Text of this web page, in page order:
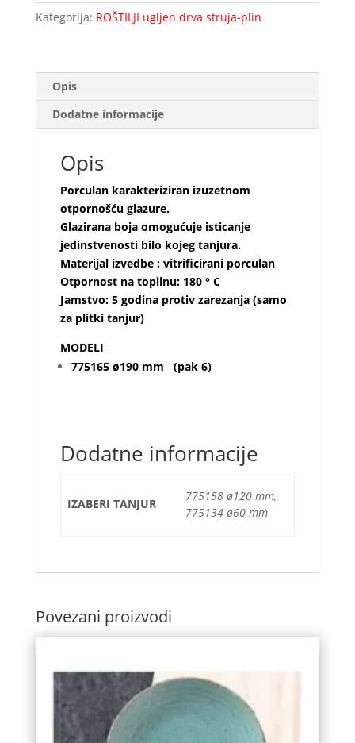
Kategorija: ROŠTILJI ugljen drva struja-plin
Opis
Dodatne informacije
Opis
Porculan karakteriziran izuzetnom
otpornošću glazure.
Glazirana boja omogućuje isticanje
jedinstvenosti bilo kojeg tanjura.
Materijal izvedbe : vitrificirani porculan
Otpornost na toplinu: 180 ° C
Jamstvo: 5 godina protiv zarezanja (samo
za plitki tanjur)
MODELI
775165 ø190 mm (pak 6)
Dodatne informacije
IZABERI TANJUR
775158 ø120 mm,
775134 ø60 mm
Povezani proizvodi